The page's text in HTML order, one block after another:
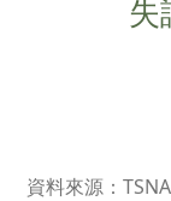
資料來源：